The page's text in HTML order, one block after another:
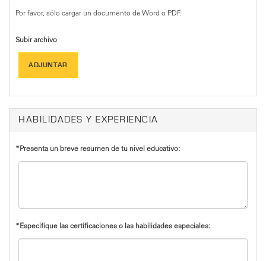
Por favor, sólo cargar un documento de Word o PDF.
Subir archivo
ADJUNTAR
HABILIDADES Y EXPERIENCIA
*Presenta un breve resumen de tu nivel educativo:
*Especifique las certificaciones o las habilidades especiales: